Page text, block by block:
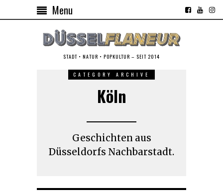
Menu
STADT • NATUR • POPKULTUR – SEIT 2014
CATEGORY ARCHIVE
Köln
Geschichten aus
Düsseldorfs Nachbarstadt.